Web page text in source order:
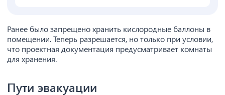
Ранее было запрещено хранить кислородные баллоны в
помещении. Теперь разрешается, но только при условии,
что проектная документация предусматривает комнаты
для хранения.
Пути эвакуации